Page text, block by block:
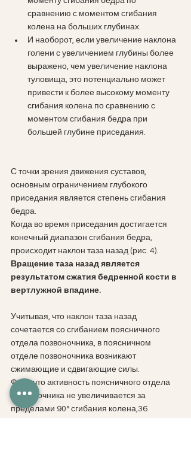
сравнению с моментом сгибания
колена на больших глубинах.
И наоборот, если увеличение наклона
голени с увеличением глубины более
выражено, чем увеличение наклона
туловища, это потенциально может
привести к более высокому моменту
сгибания колена по сравнению с
моментом сгибания бедра при
большей глубине приседания.
С точки зрения движения суставов,
основным ограничением глубокого
приседания является степень сгибания
бедра.
Когда во время приседания достигается
конечный диапазон сгибания бедра,
происходит наклон таза назад (рис. 4).
Вращение таза назад является
результатом сжатия бедренной кости в
вертлужной впадине.
Учитывая, что наклон таза назад
сочетается со сгибанием поясничного
отдела позвоночника, в поясничном
отделе позвоночника возникают
сжимающие и сдвигающие силы.
Факт. что активность поясничного отдела
позвоночника не увеличивается за
пределами 90° сгибания колена,36